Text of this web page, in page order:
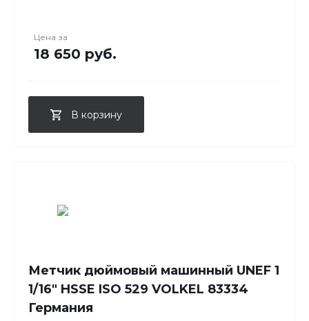
Цена за
18 650 руб.
В корзину
Метчик дюймовый машинный UNEF 1
1/16" HSSE ISO 529 VOLKEL 83334
Германия